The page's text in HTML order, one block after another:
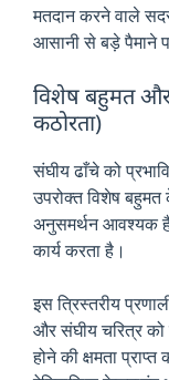
मतदान करने वाले
आसानी से बड़े पैमाने
विशेष बहुमत और
कठोरता)
संघीय ढाँचे को
उपरोक्त विशेष
अनुसमर्थन आवश्यक
कार्य करता है।
इस त्रिस्तरीय
और संघीय चरित्र
होने की क्षमता